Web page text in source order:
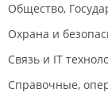
Общество,
Охрана и
Связь и IT
Справочные,